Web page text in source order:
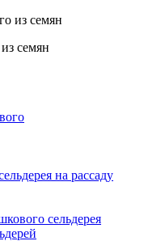
семян
на рассаду
сельдерея